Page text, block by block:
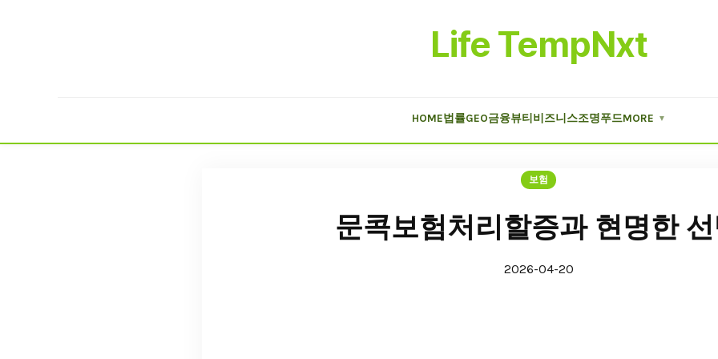
Life TempNxt
HOME법률GEO금융뷰티 비즈니스조명푸드MORE ▼
보험
문콕보험처리할증과 현명한
2026-04-20